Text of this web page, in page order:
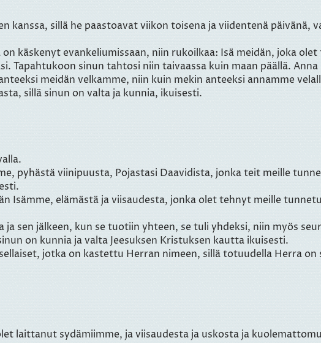
sillä he paastoavat viikon toisena ja viidentenä päivänä,
käskenyt evankeliumissaan, niin rukoilkaa: Isä meidän, joka olet
Tapahtukoon sinun tahtosi niin taivaassa kuin maan päällä. Anna
meidän velkamme, niin kuin mekin anteeksi annamme
sillä sinun on valta ja kunnia, ikuisesti.
pyhästä viinipuusta, Pojastasi Daavidista, jonka teit meille
Isämme, elämästä ja viisaudesta, jonka olet tehnyt meille
sen jälkeen, kun se tuotiin yhteen, se tuli yhdeksi, niin myös
on kunnia ja valta Jeesuksen Kristuksen kautta ikuisesti.
jotka on kastettu Herran nimeen, sillä totuudella Herra on
laittanut sydämiimme, ja viisaudesta ja uskosta ja